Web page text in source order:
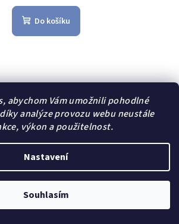
abychom Vám umožnili pohodlné
analýze provozu webu neustále
výkon a použitelnost.
Nastavení
Souhlasím
Do košíku